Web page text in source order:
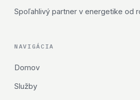
Spoľahlivý partner v energetike od
NAVIGÁCIA
Domov
Služby